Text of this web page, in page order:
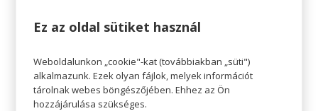
akar majd hamar hazamenni, leülni vagy
huszadik pár cipő felpróbálását, megmondja, ha
valamelyik ruha nem áll jól, és végigszagol veled
több tucat parfümöt is a drogériában.
Ez az oldal sütiket használ
Weboldalunkon „cookie"-kat (továbbiakban „süti")
alkalmazunk. Ezek olyan fájlok, melyek információt
tárolnak webes böngészőjében. Ehhez az Ön
hozzájárulása szükséges.